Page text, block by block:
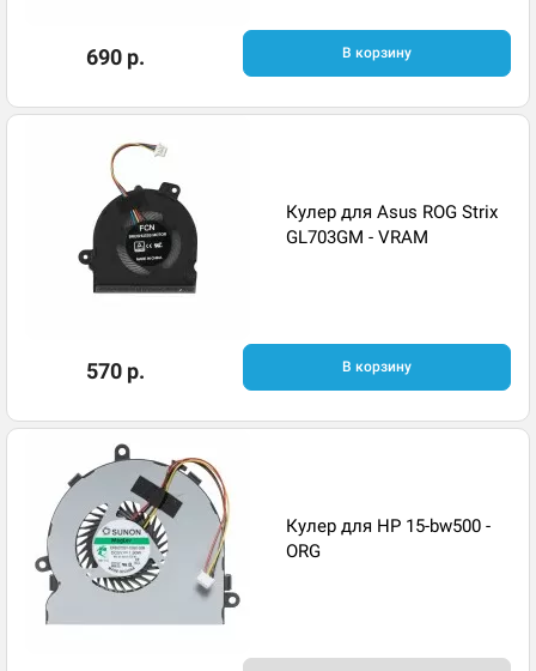
690 р. В корзину
Кулер для Asus ROG Strix
GL703GM - VRAM
570 р. В корзину
Кулер для HP 15-bw500 -
ORG